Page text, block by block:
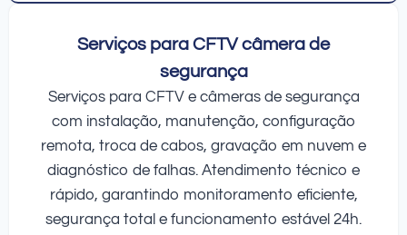
Serviços para CFTV câmera de
segurança
Serviços para CFTV e câmeras de segurança
com instalação, manutenção, configuração
remota, troca de cabos, gravação em nuvem e
diagnóstico de falhas. Atendimento técnico e
rápido, garantindo monitoramento eficiente,
segurança total e funcionamento estável 24h.